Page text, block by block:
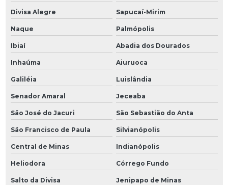
Divisa Alegre Sapucaí-Mirim
Naque Palmópolis
Ibiaí Abadia dos Dourados
Inhaúma Aiuruoca
Galiléia Luislândia
Senador Amaral Jeceaba
São José do Jacuri São Sebastião do Anta
São Francisco de Paula Silvianópolis
Central de Minas Indianópolis
Heliodora Córrego Fundo
Salto da Divisa Jenipapo de Minas